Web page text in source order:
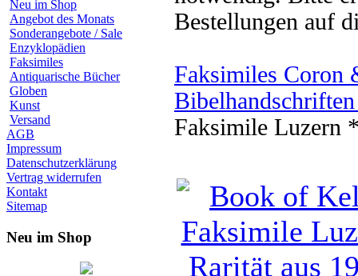
Neu im Shop
Angebot des Monats
Sonderangebote / Sale
Enzyklopädien
Faksimiles
Antiquarische Bücher
Globen
Kunst
Versand
AGB
Impressum
Datenschutzerklärung
Vertrag widerrufen
Kontakt
Sitemap
Neu im Shop
Bestellungen auf
Faksimiles Coron
Faksimile Luzern